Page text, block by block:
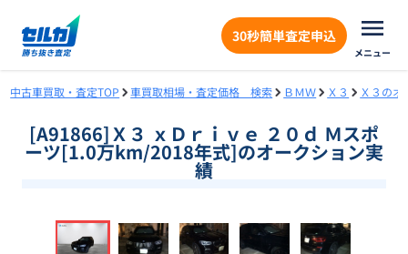
30秒簡単査定申込
メニュー
中古車買取・査定TOP 車買取相場・査定価格 検索 ＢＭＷ Ｘ３ Ｘ３の
[A91866]Ｘ３ ｘＤｒｉｖｅ ２０ｄ Ｍスポ
ーツ[1.0万km/2018年式]のオークション実
績
1/18